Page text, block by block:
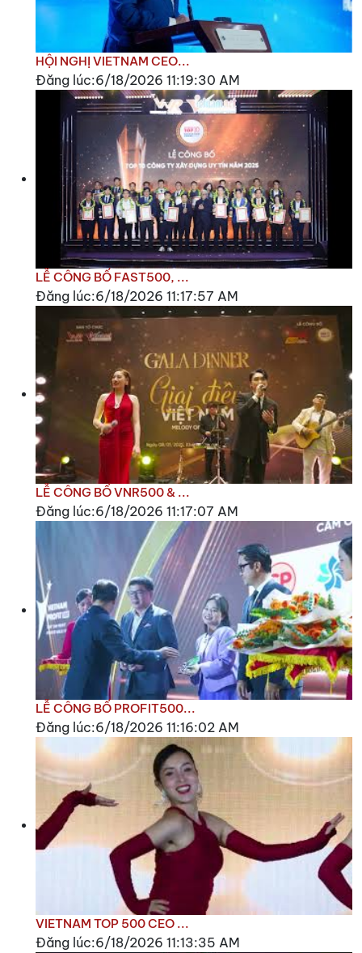
HỘI NGHỊ VIETNAM CEO...
Đăng lúc:6/18/2026 11:19:30 AM
LỄ CÔNG BỐ FAST500, ...
Đăng lúc:6/18/2026 11:17:57 AM
LỄ CÔNG BỐ VNR500 & ...
Đăng lúc:6/18/2026 11:17:07 AM
LỄ CÔNG BỐ PROFIT500...
Đăng lúc:6/18/2026 11:16:02 AM
VIETNAM TOP 500 CEO ...
Đăng lúc:6/18/2026 11:13:35 AM